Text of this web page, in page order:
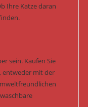
Ihre Katze daran
sein. Kaufen Sie
entweder mit der